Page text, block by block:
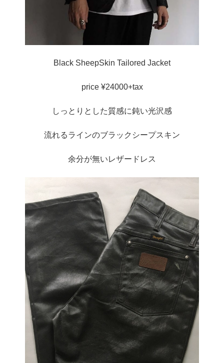
Black SheepSkin Tailored Jacket
price ¥24000+tax
しっとりとした質感に鈍い光沢感
流れるラインのブラックシープスキン
余分が無いレザードレス